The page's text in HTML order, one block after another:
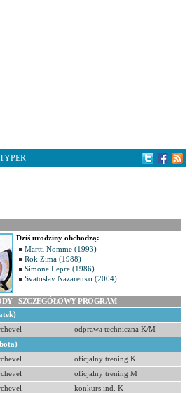
Dziś urodziny obchodzą:
Martti Nomme (1993)
Rok Zima (1988)
Simone Lepre (1986)
Svatoslav Nazarenko (2004)
- SZCZEGÓŁOWY PROGRAM
odprawa techniczna K/M
oficjalny trening K
oficjalny trening M
konkurs ind. K
TYPER